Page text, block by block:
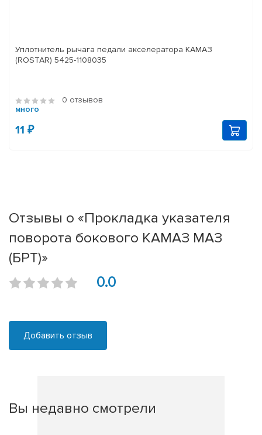
Уплотнитель рычага педали акселератора КАМАЗ
(ROSTAR) 5425-1108035
0 отзывов
много
11 ₽
Отзывы о «Прокладка указателя
поворота бокового КАМАЗ МАЗ
(БРТ)»
0.0
Добавить отзыв
Вы недавно смотрели